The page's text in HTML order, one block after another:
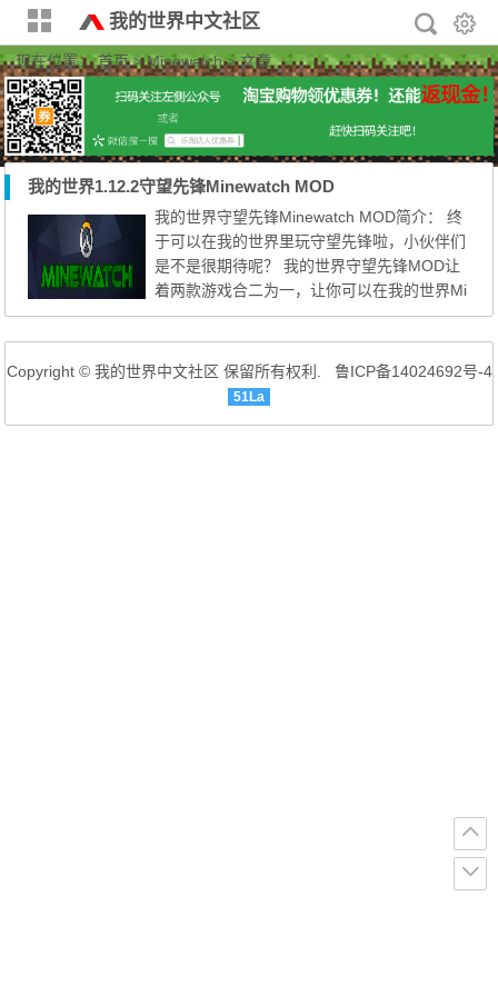
我的世界中文社区
现在位置：首页> Minewatch > 文章
我的世界1.12.2守望先锋Minewatch MOD
我的世界守望先锋Minewatch MOD简介： 终
于可以在我的世界里玩守望先锋啦，小伙伴们
是不是很期待呢？ 我的世界守望先锋MOD让
着两款游戏合二为一，让你可以在我的世界Mi
necraft中体验到守望先锋英雄及武器！ 每个
英雄都有一个与之相关的令牌，这个令牌是用
来给没问英雄设置武器以及盔甲的，武器使用
单独的令牌制作完成，而盔甲是用另外一个带
Copyright © 我的世界中文社区 保留所有权利. 鲁ICP备14024692号-4
51La